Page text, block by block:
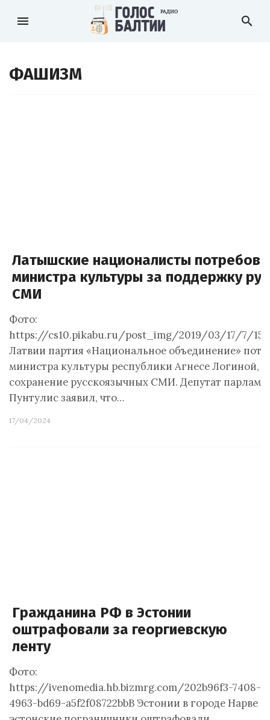
menu search
ФАШИЗМ
Латышские националисты
министра культуры за поддержку
СМИ
Фото:
https://cs10.pikabu.ru/post_img/2019/03/17/7/
Латвии партия «Национальное объединение»
министра культуры республики Агнесе Логиной,
сохранение русскоязычных СМИ. Депутат
Пунтулис заявил, что…
17/04/2024
Гражданина РФ в Эстонии
оштрафовали за георгиевскую
ленту
Фото:
https://ivenomedia.hb.bizmrg.com/202b96f3-7408-
4963-bd69-a5f2f08722bbВ Эстонии в городе Нарве